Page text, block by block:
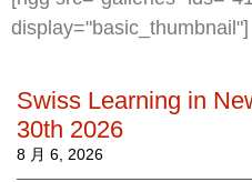
display="basic_thumbnail"]
Swiss Learning in
30th 2026
8 月 6, 2026